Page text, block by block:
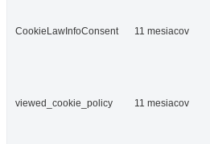
CookieLawInfoConsent 11 mesiacov
viewed_cookie_policy 11 mesiacov